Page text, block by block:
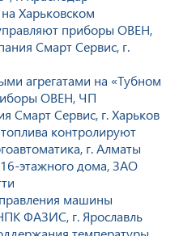
Харьковском
приборы ОВЕН,
Смарт Сервис, г.
агрегатами на «Тубном
ОВЕН, ЧП
Смарт Сервис, г. Харьков
контролируют
г. Алматы
этажного дома, ЗАО
машины
ФАЗИС, г. Ярославль